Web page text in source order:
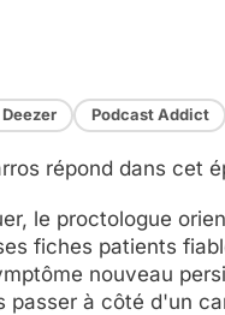
Deezer Podcast Addict
répond dans cet
le proctologue
fiches patients
nouveau
passer à côté d'un